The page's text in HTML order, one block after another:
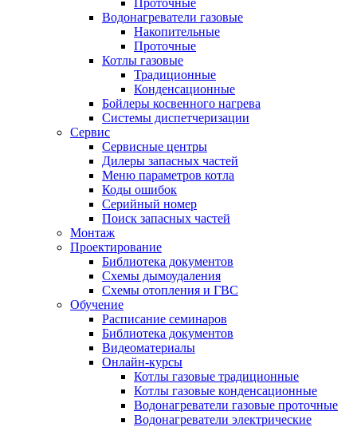
Проточные
Водонагреватели газовые
Накопительные
Проточные
Котлы газовые
Традиционные
Конденсационные
Бойлеры косвенного нагрева
Системы диспетчеризации
Сервис
Сервисные центры
Дилеры запасных частей
Меню параметров котла
Коды ошибок
Серийный номер
Поиск запасных частей
Монтаж
Проектирование
Библиотека документов
Схемы дымоудаления
Схемы отопления и ГВС
Обучение
Расписание семинаров
Библиотека документов
Видеоматериалы
Онлайн-курсы
Котлы газовые традиционные
Котлы газовые конденсационные
Водонагреватели газовые проточные
Водонагреватели электрические